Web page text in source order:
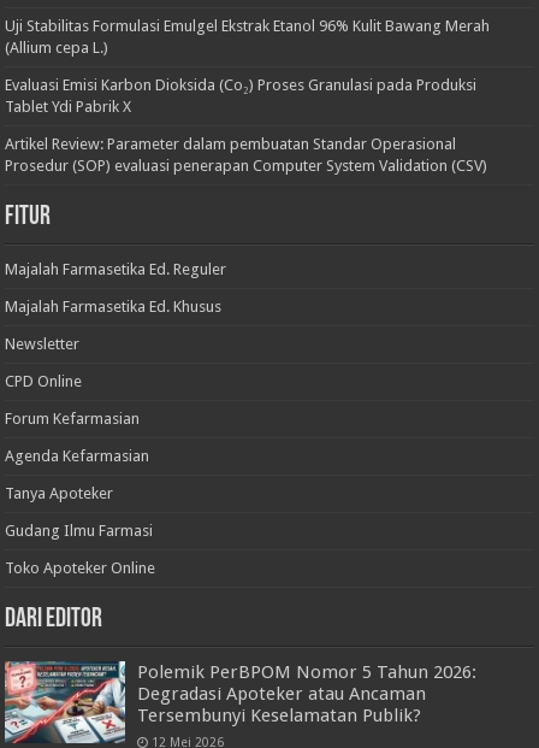
Uji Stabilitas Formulasi Emulgel Ekstrak Etanol 96% Kulit Bawang Merah
(Allium cepa L.)
Evaluasi Emisi Karbon Dioksida (Co₂) Proses Granulasi pada Produksi
Tablet Ydi Pabrik X
Artikel Review: Parameter dalam pembuatan Standar Operasional
Prosedur (SOP) evaluasi penerapan Computer System Validation (CSV)
Fitur
Majalah Farmasetika Ed. Reguler
Majalah Farmasetika Ed. Khusus
Newsletter
CPD Online
Forum Kefarmasian
Agenda Kefarmasian
Tanya Apoteker
Gudang Ilmu Farmasi
Toko Apoteker Online
Dari Editor
Polemik PerBPOM Nomor 5 Tahun 2026:
Degradasi Apoteker atau Ancaman
Tersembunyi Keselamatan Publik?
12 Mei 2026